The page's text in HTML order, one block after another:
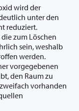
wird der
unter den
reduziert.
zum Löschen
sein, weshalb
werden.
vorgegebenen
den Raum zu
vorhanden